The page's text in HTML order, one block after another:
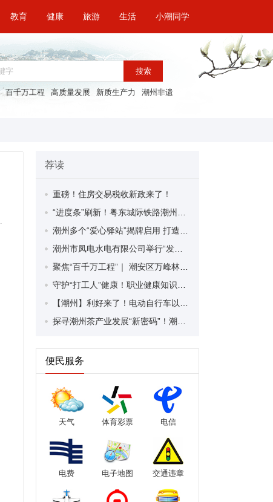
教育 健康 旅游 生活 小潮同学
搜索
百千万工程 高质量发展 新质生产力 潮州非遗
荐读
重磅！住房交易税收新政来了！
便民服务
天气 体育彩票 电信
电费 电子地图 交通违章